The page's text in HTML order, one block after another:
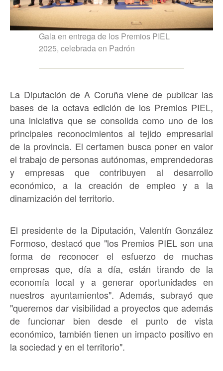
Gala en entrega de los Premios PIEL
2025, celebrada en Padrón
La Diputación de A Coruña viene de publicar las
bases de la octava edición de los Premios PIEL,
una iniciativa que se consolida como uno de los
principales reconocimientos al tejido empresarial
de la provincia. El certamen busca poner en valor
el trabajo de personas autónomas, emprendedoras
y empresas que contribuyen al desarrollo
económico, a la creación de empleo y a la
dinamización del territorio.
El presidente de la Diputación, Valentín González
Formoso, destacó que "los Premios PIEL son una
forma de reconocer el esfuerzo de muchas
empresas que, día a día, están tirando de la
economía local y a generar oportunidades en
nuestros ayuntamientos". Además, subrayó que
"queremos dar visibilidad a proyectos que además
de funcionar bien desde el punto de vista
económico, también tienen un impacto positivo en
la sociedad y en el territorio".